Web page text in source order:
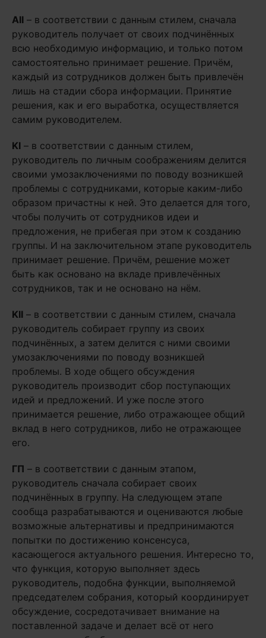
AII – в соответствии с данным стилем, сначала
руководитель получает от своих подчинённых
всю необходимую информацию, и только потом
самостоятельно принимает решение. Причём,
каждый из сотрудников должен быть привлечён
лишь на стадии сбора информации. Принятие
решения, как и его выработка, осуществляется
самим руководителем.
KI – в соответствии с данным стилем,
руководитель по личным соображениям делится
своими умозаключениями по поводу возникшей
проблемы с сотрудниками, которые каким-либо
образом причастны к ней. Это делается для того,
чтобы получить от сотрудников идеи и
предложения, не прибегая при этом к созданию
группы. И на заключительном этапе руководитель
принимает решение. Причём, решение может
быть как основано на вкладе привлечённых
сотрудников, так и не основано на нём.
KII – в соответствии с данным стилем, сначала
руководитель собирает группу из своих
подчинённых, а затем делится с ними своими
умозаключениями по поводу возникшей
проблемы. В ходе общего обсуждения
руководитель производит сбор поступающих
идей и предложений. И уже после этого
принимается решение, либо отражающее общий
вклад в него сотрудников, либо не отражающее
его.
ГП – в соответствии с данным этапом,
руководитель сначала собирает своих
подчинённых в группу. На следующем этапе
сообща разрабатываются и оцениваются любые
возможные альтернативы и предпринимаются
попытки по достижению консенсуса,
касающегося актуального решения. Интересно то,
что функция, которую выполняет здесь
руководитель, подобна функции, выполняемой
председателем собрания, который координирует
обсуждение, сосредотачивает внимание на
поставленной задаче и делает всё от него